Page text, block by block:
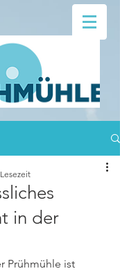
in der
Prühmühle ist